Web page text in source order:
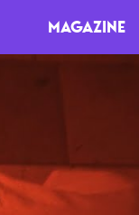
MAGAZINE